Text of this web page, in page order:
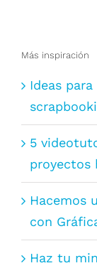
Más inspiración
Ideas
5
proyectos
Hacemos
con
Haz tu